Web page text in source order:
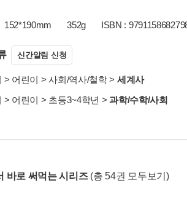
152*190mm 352g ISBN :
신간알림 신청
> 어린이 >사회/역사/철학> 세계사
> 어린이 > 초등3~4학년 >과학/수학/사회
바로 써먹는 시리즈 (총 54권 모두보기)